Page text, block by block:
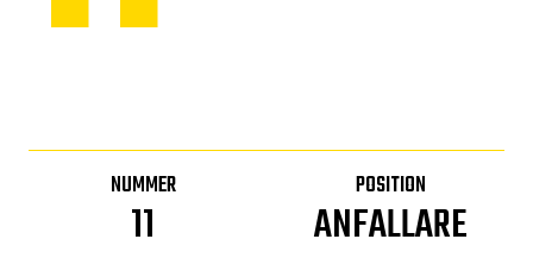
NUMMER
11
POSITION
ANFALLARE